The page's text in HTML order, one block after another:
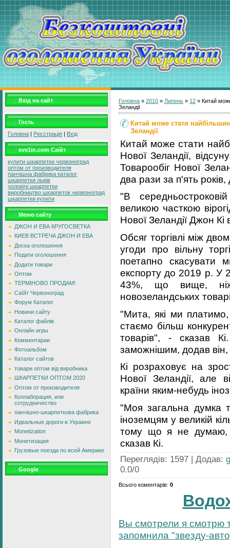
Вхід на сайт
Гость
Головна | Реєстрація | Вхід
eve1in.com Саїйт
купити шкарпетки червоноград
оптом от производителя
панчішна фабрика каталог
шкарпетки львів
чоловічі шкарпетки
виробництво шкарпеток червоноград
шкарпетки купити
Меню сайту
ДЖОН И ЕВА КРУГОСВЕТКА
КИЕВ ВСТРЕЧА ДЖОН И ЕВА
Доска оголошення
Подати оголошення
Додати товари
Оптом
ТЕРМІНОВО ПРОДАМ!
Саїйт Червоноград
Форум Каталог
Новини сайту
Каталог файлів
Онлайн игры
Комментарии
Фотоальбом
Каталог сайтов
товари оптом від виробника
ШКАРПЕТКИ ОПТОМ 2020
Оптом от производителя
Коллаборация, или
сотрудничество
панчішно-шкарпеткова фабрика
Идеальные дороги в Украине
Monetization
Монетизация
Грузовые поезда по всей Америке
Google
Головна » 2010 » Липень » 12 » Китай
Зеландії
Китай може стати
Зеландії
Китай може стати
Нової Зеландії,
Товарообіг Нової
два рази за п'ять
"В
великою часткою
Нової Зеландії Джон
Обсяг торгівлі між
угоди про вільну
поетапно скасувати
експорту до 2019 р. У
43%, що вище,
новозеландських
"Мита, які ми
стаємо більш
товарів", - сказав
заможнішим, додав
Кі розраховує на
Нової Зеландії, але
країни яким-небудь
"Моя загальна думка
іноземцям у великій
тому що я не думаю,
сказав Кі.
Переглядів: 1597 | Додав:
0.0/0
Всього коментарів: 0
Вы смотрели я смотрю
запомнила "звезду-